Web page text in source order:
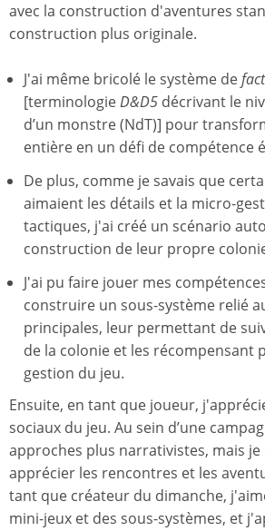
avec la construction d'aventures
construction plus originale.
J'ai même bricolé le système de
[terminologieD&D5 décrivant le
d’un monstre (NdT)] pour
entière en un défi de compétence
De plus, comme je savais que
aimaient les détails et la micro-
tactiques, j'ai créé un scénario
construction de leur propre
J'ai pu faire jouer mes
construire un sous-système relié
principales, leur permettant de
de la colonie et les récompensant
gestion du jeu.
Ensuite, en tant que joueur,
sociaux du jeu. Au sein d’une
approches plus narrativistes, mais
apprécier les rencontres et les
tant que créateur du dimanche,
mini-jeux et des sous-systèmes, et